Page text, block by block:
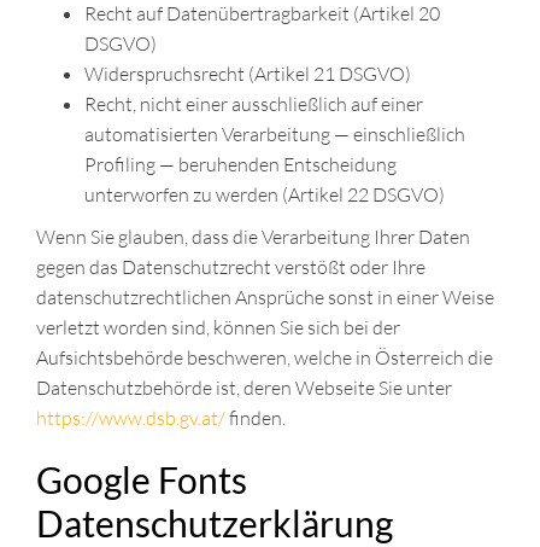
Recht auf Datenübertragbarkeit (Artikel 20
DSGVO)
Widerspruchsrecht (Artikel 21 DSGVO)
Recht, nicht einer ausschließlich auf einer
automatisierten Verarbeitung — einschließlich
Profiling — beruhenden Entscheidung
unterworfen zu werden (Artikel 22 DSGVO)
Wenn Sie glauben, dass die Verarbeitung Ihrer Daten
gegen das Datenschutzrecht verstößt oder Ihre
datenschutzrechtlichen Ansprüche sonst in einer Weise
verletzt worden sind, können Sie sich bei der
Aufsichtsbehörde beschweren, welche in Österreich die
Datenschutzbehörde ist, deren Webseite Sie unter
https://www.dsb.gv.at/finden.
Google Fonts
Datenschutzerklärung